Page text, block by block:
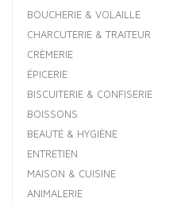
BOUCHERIE & VOLAILLE
CHARCUTERIE & TRAITEUR
CRÈMERIE
ÉPICERIE
BISCUITERIE & CONFISERIE
BOISSONS
BEAUTÉ & HYGIÈNE
ENTRETIEN
MAISON & CUISINE
ANIMALERIE